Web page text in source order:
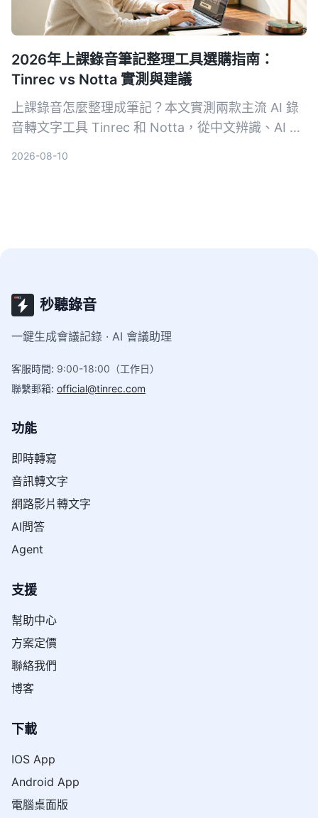
2026年上課錄音筆記整理工具選購指南：
Tinrec vs Notta 實測與建議
上課錄音怎麼整理成筆記？本文實測兩款主流 AI 錄
音轉文字工具 Tinrec 和 Notta，從中文辨識、AI 摘
2026-08-10
秒聽錄音
一鍵生成會議記錄 · AI 會議助理
客服時間: 9:00-18:00（工作日）
聯繫郵箱: official@tinrec.com
功能
即時轉寫
音訊轉文字
網路影片轉文字
AI問答
Agent
支援
幫助中心
方案定價
聯絡我們
博客
下載
IOS App
Android App
電腦桌面版